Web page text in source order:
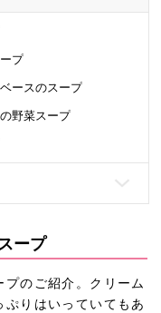
プ
ースのスープ
野菜スープ
ープ
のご紹介。クリーム
りはいっていてもあ